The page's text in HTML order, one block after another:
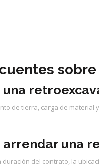
una
de tierra, carga de
arrendar una
del contrato, la